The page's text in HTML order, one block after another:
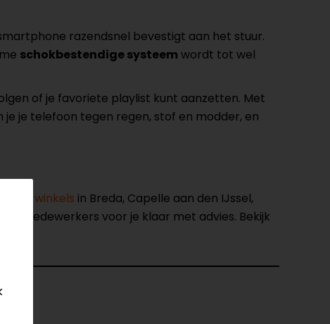
razendsnel bevestigt aan het stuur.
schokbestendige systeem wordt tot wel
of je favoriete playlist kunt aanzetten. Met
je telefoon tegen regen, stof en modder, en
onze winkels in Breda, Capelle aan den IJssel,
voor je klaar met advies. Bekijk